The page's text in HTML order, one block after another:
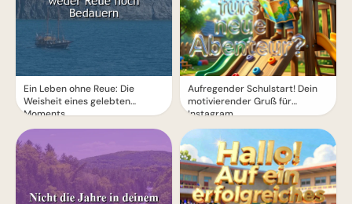
Ein Leben ohne Reue: Die
Weisheit eines gelebten
Moments
Aufregender Schulstart! Dein
motivierender Gruß für
Instagram